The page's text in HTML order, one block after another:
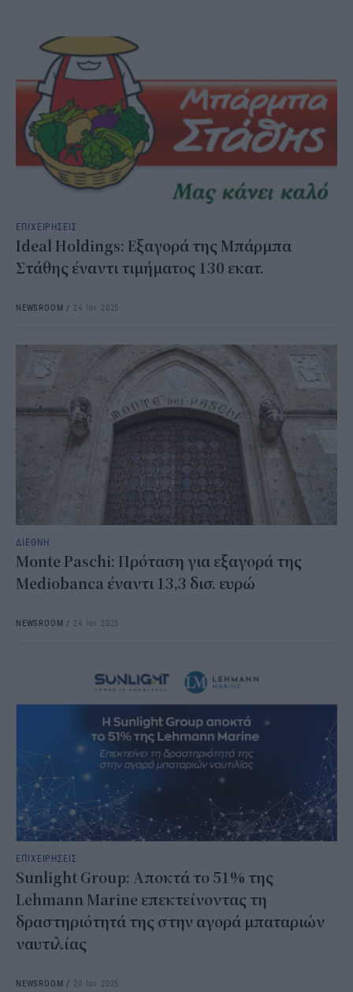
ΕΠΙΧΕΙΡΗΣΕΙΣ
Ideal Holdings: Εξαγορά της Μπάρμπα
Στάθης έναντι τιμήματος 130 εκατ.
NEWSROOM / 24 Ιαν 2025
ΔΙΕΘΝΗ
Monte Paschi: Πρόταση για εξαγορά της
Mediobanca έναντι 13,3 δισ. ευρώ
NEWSROOM / 24 Ιαν 2025
ΕΠΙΧΕΙΡΗΣΕΙΣ
Sunlight Group: Αποκτά το 51% της
Lehmann Marine επεκτείνοντας τη
δραστηριότητά της στην αγορά μπαταριών
ναυτιλίας
NEWSROOM / 20 Ιαν 2025